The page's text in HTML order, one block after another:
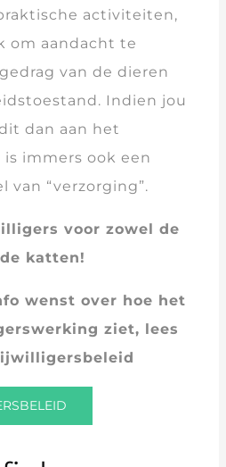
activiteiten,
om aandacht te
van de dieren
Indien jou
dan aan het
immers ook een
van “verzorging”.
voor zowel de
katten!
wenst over hoe het
ziet, lees